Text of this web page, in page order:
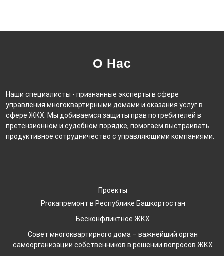
О Нас
Наши специалисты - признанные эксперты в сфере
управления многоквартирными домами и оказания услуг в
сфере ЖКХ. Мы добиваемся защиты прав потребителей в
претензионном и судебном порядке, помогаем выстраивать
продуктивное сотрудничество с управляющими компаниями.
Проекты
Proкапремонт в Республике Башкортостан
Бесконфликтное ЖКХ
Совет многоквартирного дома – важнейший орган
самоорганизации собственников в решении вопросов ЖКХ